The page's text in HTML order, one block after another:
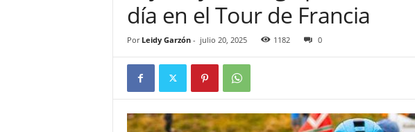
día en el Tour de Francia
Por Leidy Garzón- julio 20, 2025 1182 0